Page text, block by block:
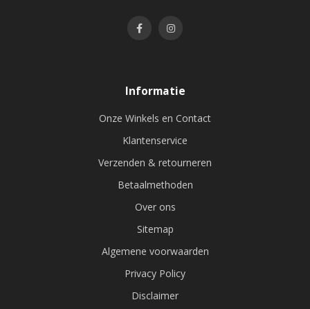
Informatie
Onze Winkels en Contact
Klantenservice
Verzenden & retourneren
Betaalmethoden
Over ons
Sitemap
Algemene voorwaarden
Privacy Policy
Disclaimer